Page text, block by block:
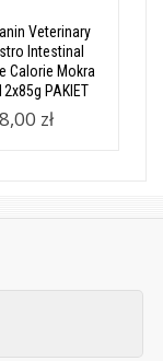
Veterinary
Intestinal
Calorie Mokra
PAKIET
zł